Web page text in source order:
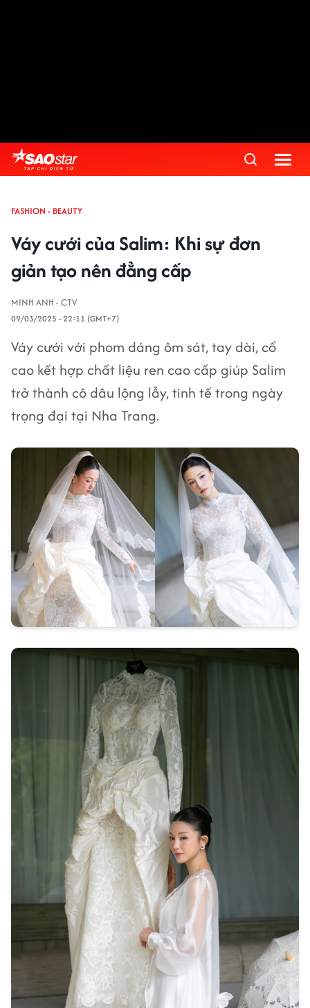
FASHION - BEAUTY
Váy cưới của Salim: Khi sự đơn
giản tạo nên đẳng cấp
MINH ANH - CTV
09/03/2025 - 22:11 (GMT+7)
Váy cưới với phom dáng ôm sát, tay dài, cổ
cao kết hợp chất liệu ren cao cấp giúp Salim
trở thành cô dâu lộng lẫy, tinh tế trong ngày
trọng đại tại Nha Trang.